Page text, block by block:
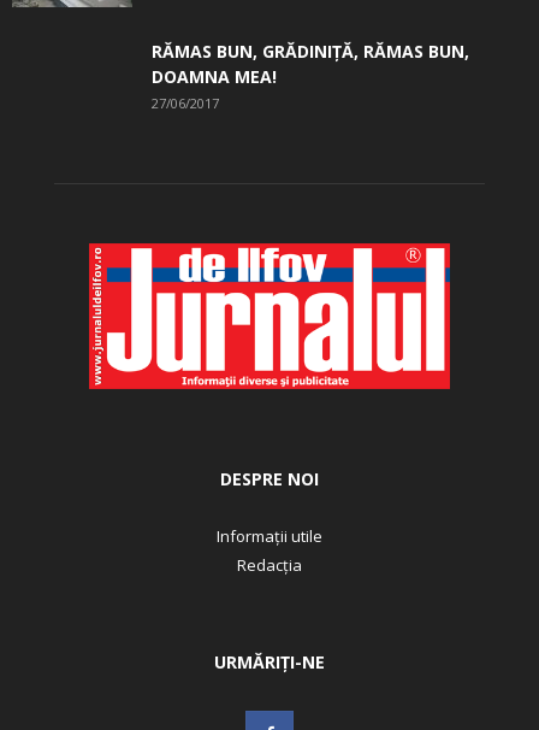
RĂMAS BUN, GRĂDINIŢĂ, ­RĂMAS BUN,
DOAMNA MEA!
27/06/2017
DESPRE NOI
Informații utile
Redacția
URMĂRIȚI-NE